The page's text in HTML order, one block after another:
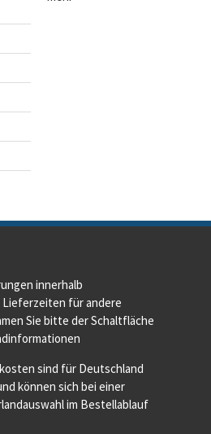
innerhalb
für andere
Sie bitte der Schaltfläche
sind für Deutschland
können sich bei einer
im Bestellablauf